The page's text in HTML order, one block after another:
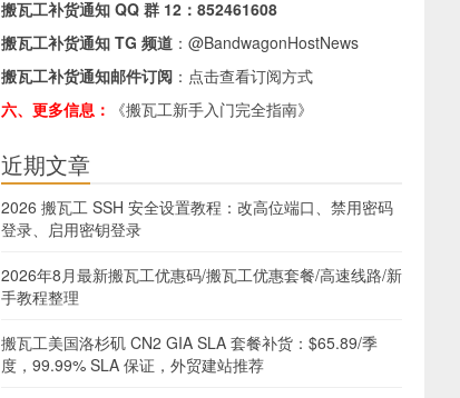
搬瓦工补货通知 QQ 群 12： 852461608
搬瓦工补货通知 TG 频道 ： @BandwagonHostNews
搬瓦工补货通知邮件订阅 ： 点击查看订阅方式
六、更多信息：
《搬瓦工新手入门完全指南》
近期文章
2026 搬瓦工 SSH 安全设置教程：改高位端口、禁用密码
登录、启用密钥登录
2026年8月最新搬瓦工优惠码/搬瓦工优惠套餐/高速线路/新
手教程整理
搬瓦工美国洛杉矶 CN2 GIA SLA 套餐补货：$65.89/季
度，99.99% SLA 保证，外贸建站推荐